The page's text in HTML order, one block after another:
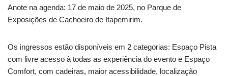
Anote na agenda: 17 de maio de 2025, no Parque de
Exposições de Cachoeiro de Itapemirim.
Os ingressos estão disponíveis em 2 categorias: Espaço Pista
com livre acesso à todas as experiência do evento e Espaço
Comfort, com cadeiras, maior acessibilidade, localização